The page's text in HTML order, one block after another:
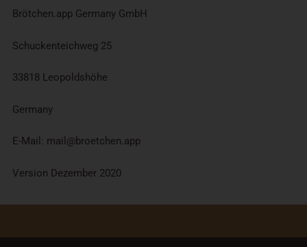
Brötchen.app Germany GmbH
Schuckenteichweg 25
33818 Leopoldshöhe
Germany
E-Mail: mail@broetchen.app
Version Dezember 2020